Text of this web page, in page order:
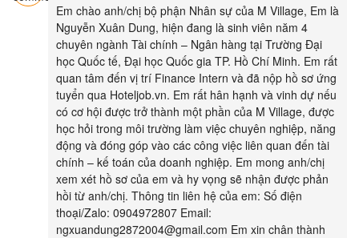
Em chào anh/chị bộ phận Nhân sự của M Village, Em là
Nguyễn Xuân Dung, hiện đang là sinh viên năm 4
chuyên ngành Tài chính – Ngân hàng tại Trường Đại
học Quốc tế, Đại học Quốc gia TP. Hồ Chí Minh. Em rất
quan tâm đến vị trí Finance Intern và đã nộp hồ sơ ứng
tuyển qua Hoteljob.vn. Em rất hân hạnh và vinh dự nếu
có cơ hội được trở thành một phần của M Village, được
học hỏi trong môi trường làm việc chuyên nghiệp, năng
động và đóng góp vào các công việc liên quan đến tài
chính – kế toán của doanh nghiệp. Em mong anh/chị
xem xét hồ sơ của em và hy vọng sẽ nhận được phản
hồi từ anh/chị. Thông tin liên hệ của em: Số điện
thoại/Zalo: 0904972807 Email:
ngxuandung2872004@gmail.com Em xin chân thành